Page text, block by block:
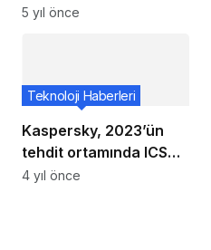
Özellikler ve
5 yıl önce
Kaspersky, 2023’ün
tehdit ortamında ICS
geçişinin hızlanacağını
Teknoloji Haberleri
4 yıl önce